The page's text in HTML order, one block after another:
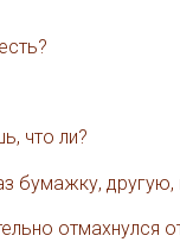
что ли?
бумажку,
отмахнулся